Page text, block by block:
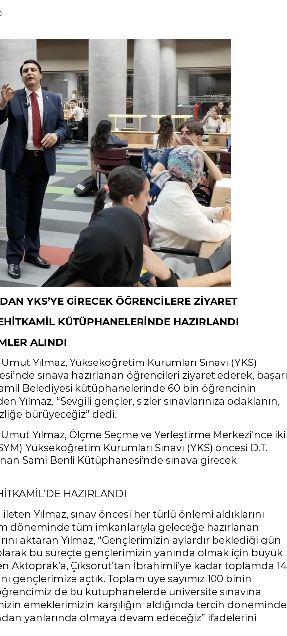
YKS’YE GİRECEK ÖĞRENCİLERE ZİYARET
KÜTÜPHANELERİNDE HAZIRLANDI
ALINDI
Yılmaz, Yükseköğretim Kurumları Sınavı (YKS)
sınava hazırlanan öğrencileri ziyaret ederek, başarı
Belediyesi kütüphanelerinde 60 bin öğrencinin
Yılmaz, “Sevgili gençler, sizler sınavlarınıza odaklanın,
bürüyeceğiz” dedi.
Yılmaz, Ölçme Seçme ve Yerleştirme Merkezi'nce iki
Yükseköğretim Kurumları Sınavı (YKS) öncesi D.T.
Sami Benli Kütüphanesi’nde sınava girecek
HAZIRLANDI
Yılmaz, sınav öncesi her türlü önlemi aldıklarını
döneminde tüm imkanlarıyla geleceğe hazırlanan
aktaran Yılmaz, “Gençlerimizin aylardır beklediği gün
bu süreçte gençlerimizin yanında olmak için büyük
Aktoprak’a, Çıksorut’tan İbrahimli’ye kadar toplamda 14
gençlerimize açtık. Toplam üye sayımız 100 binin
de bu kütüphanelerde üniversite sınavına
emeklerimizin karşılığını aldığında tercih döneminde
yanlarında olmaya devam edeceğiz” ifadelerini